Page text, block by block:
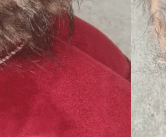
Add To Wishlist